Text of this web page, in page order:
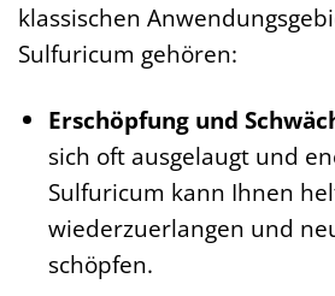
klassischen
Sulfuricum gehören:
Erschöpfung und
sich oft ausgelaugt und
Sulfuricum kann Ihnen
wiederzuerlangen und
schöpfen.